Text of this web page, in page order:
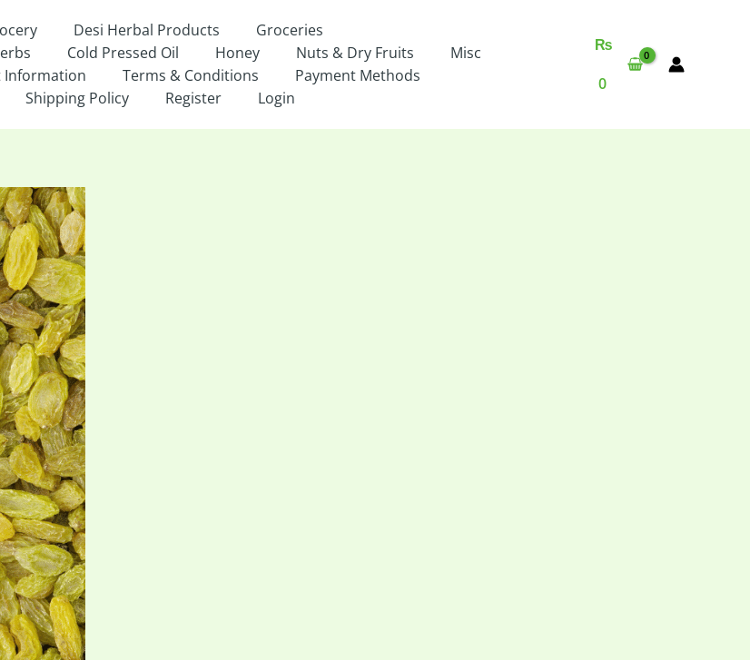
Desi Herbal Products
Groceries
Cold Pressed Oil Honey Nuts & Dry Fruits
Misc
Information Terms & Conditions
Payment Methods
Shipping Policy Register Login
₨
0